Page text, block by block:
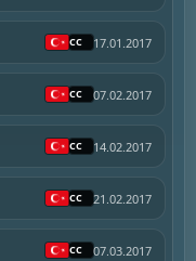
17.01.2017
07.02.2017
14.02.2017
21.02.2017
07.03.2017